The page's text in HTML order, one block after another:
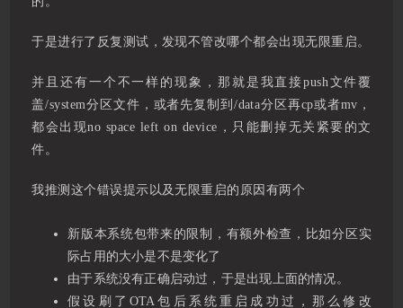
于是进行了反复测试，发现不管改哪个都会出现无限重启。
并且还有一个不一样的现象，那就是我直接push文件覆
盖/system分区文件，或者先复制到/data分区再cp或者mv，
都会出现no space left on device，只能删掉无关紧要的文
件。
我推测这个错误提示以及无限重启的原因有两个
新版本系统包带来的限制，有额外检查，比如分区实
际占用的大小是不是变化了
由于系统没有正确启动过，于是出现上面的情况。
假设刷了OTA包后系统重启成功过，那么修改